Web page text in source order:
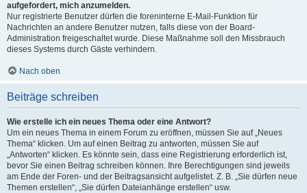
aufgefordert, mich anzumelden.
Nur registrierte Benutzer dürfen die foreninterne E-Mail-Funktion für
Nachrichten an andere Benutzer nutzen, falls diese von der Board-
Administration freigeschaltet wurde. Diese Maßnahme soll den Missbrauch
dieses Systems durch Gäste verhindern.
Nach oben
Beiträge schreiben
Wie erstelle ich ein neues Thema oder eine Antwort?
Um ein neues Thema in einem Forum zu eröffnen, müssen Sie auf „Neues
Thema“ klicken. Um auf einen Beitrag zu antworten, müssen Sie auf
„Antworten“ klicken. Es könnte sein, dass eine Registrierung erforderlich ist,
bevor Sie einen Beitrag schreiben können. Ihre Berechtigungen sind jeweils
am Ende der Foren- und der Beitragsansicht aufgelistet. Z. B. „Sie dürfen neue
Themen erstellen“, „Sie dürfen Dateianhänge erstellen“ usw.